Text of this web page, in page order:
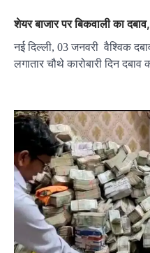
शेयर बाजार पर बिकवाली का
नई दिल्ली, 03 जनवरी वैश्विक
लगातार चौथे कारोबारी दिन